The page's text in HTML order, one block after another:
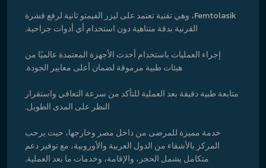
Femtolasik، وهي تقنية تعتمد على ليزر الفيمتو ثانية لرفع قشرة
القرنية بدقة متناهية دون استخدام أي أدوات جراحية.
إجراء العمليات باستخدام أحدث الأجهزة المعتمدة عالميًا من
هيئات طبية مرموقة لضمان أعلى معايير الجودة.
متابعة طبية دقيقة بعد العملية للتأكد من سرعة التعافي واستقرار
النظر على المدى الطويل.
خدمة مميزة للمرضى من داخل مصر وخارجها، حيث يرحب
المركز بالأشقاء من الدول العربية والأوروبية، مع توفير دعم
متكامل يشمل الحجز، والإقامة، وخدمات ما بعد العملية.